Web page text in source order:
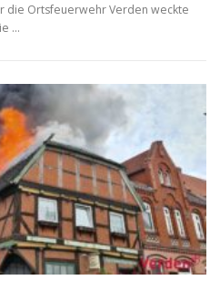
die Ortsfeuerwehr Verden weckte
…